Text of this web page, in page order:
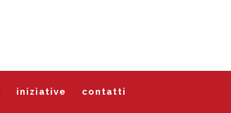
iniziative contatti